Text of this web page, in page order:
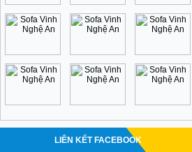
LIÊN KẾT FACEBOOK